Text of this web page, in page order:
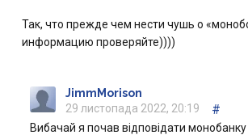
Так, что прежде чем нести чушь о
информацию проверяйте))))
JimmMorison
29 листопада 2022, 20:19
#
Вибачай я почав відповідати